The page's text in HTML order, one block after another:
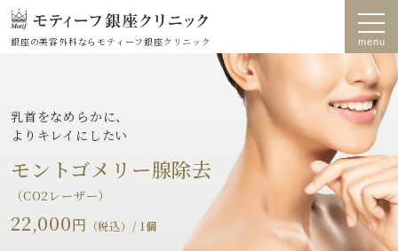
銀座の美容外科なら モティーフ銀座クリニック
乳首をなめらかに、
よりキレイにしたい
モントゴメリー腺除去
（CO2レーザー）
22,000円 （税込）/ 1個